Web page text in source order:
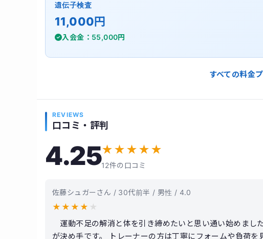
遺伝子検査
11,000円
入会金：55,000円
すべての料金
REVIEWS
口コミ・評判
4.25★★★★★
12件の口コミ
佐藤シュガーさん / 30代前半 / 男性 / 4.0
★ ★ ★ ★ ★
運動不足の解消と体を引き締めたいと思い通い始めまし
が決め手です。 トレーナーの方は丁寧にフォームや負荷